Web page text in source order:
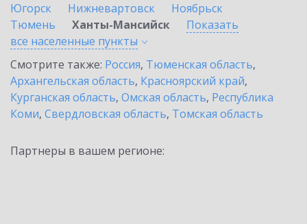
Югорск
Нижневартовск
Ноябрьск
Тюмень
Ханты-Мансийск
Показать
все населенные пункты
Смотрите также: Россия, Тюменская область,
Архангельская область, Красноярский край,
Курганская область, Омская область, Республика
Коми, Свердловская область, Томская область
Партнеры в вашем регионе: